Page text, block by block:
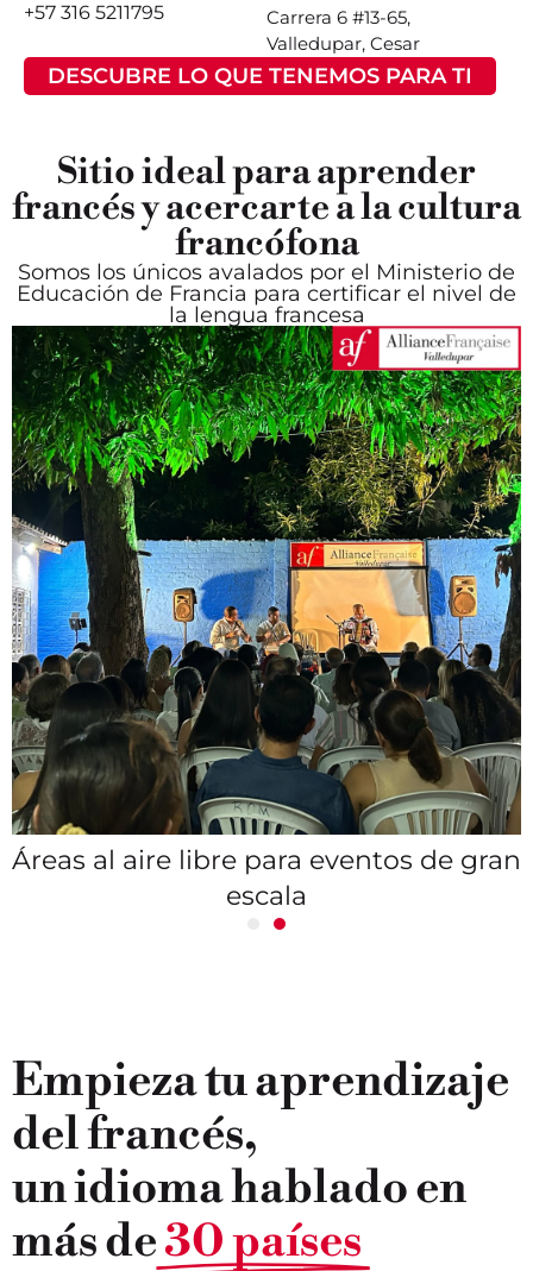
+57 316 5211795
Carrera 6 #13-65,
Valledupar, Cesar
DESCUBRE LO QUE TENEMOS PARA TI
Sitio ideal para aprender
francés y acercarte a la cultura
francófona
Somos los únicos avalados por el Ministerio de
Educación de Francia para certificar el nivel de
la lengua francesa
Áreas al aire libre para eventos de gran
escala
Empieza tu aprendizaje
del francés,
un idioma hablado en
más de30 países